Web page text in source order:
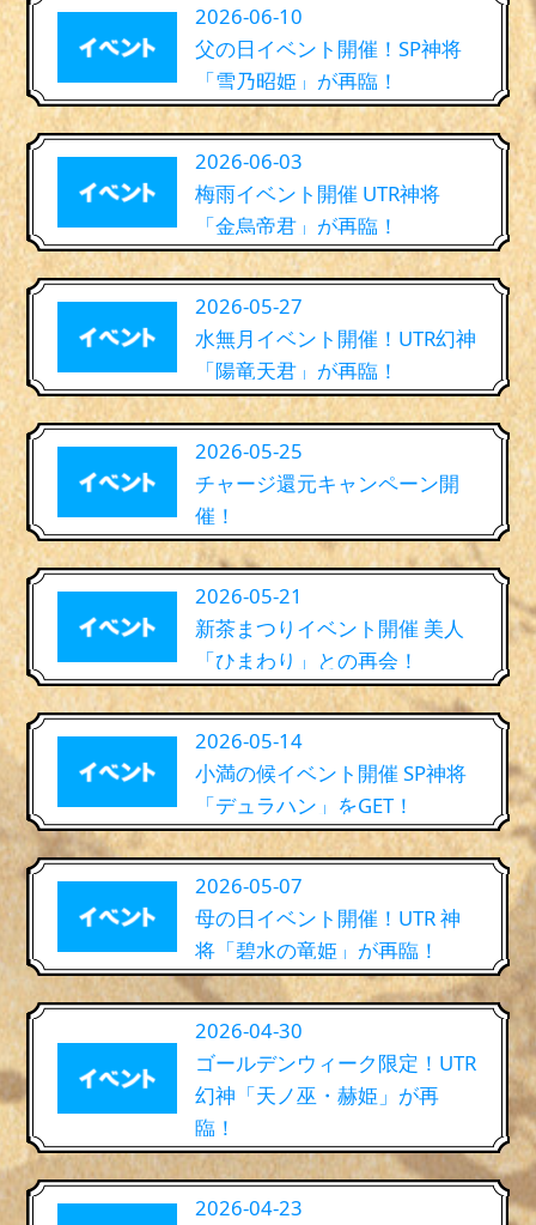
2026-06-10
父の日イベント開催！SP神将
「雪乃昭姫」が再臨！
2026-06-03
梅雨イベント開催 UTR神将
「金烏帝君」が再臨！
2026-05-27
水無月イベント開催！UTR幻神
「陽竜天君」が再臨！
2026-05-25
チャージ還元キャンペーン開
催！
2026-05-21
新茶まつりイベント開催 美人
「ひまわり」との再会！
2026-05-14
小満の候イベント開催 SP神将
「デュラハン」をGET！
2026-05-07
母の日イベント開催！UTR 神
将「碧水の竜姫」が再臨！
2026-04-30
ゴールデンウィーク限定！UTR
幻神「天ノ巫・赫姫」が再
臨！
2026-04-23